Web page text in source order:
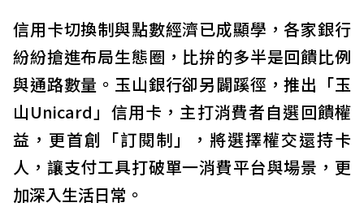
信用卡切換制與點數經濟已成顯學，各家銀行
紛紛搶進布局生態圈，比拚的多半是回饋比例
與通路數量。玉山銀行卻另闢蹊徑，推出「玉
山Unicard」信用卡，主打消費者自選回饋權
益，更首創「訂閱制」，將選擇權交還持卡
人，讓支付工具打破單一消費平台與場景，更
加深入生活日常。